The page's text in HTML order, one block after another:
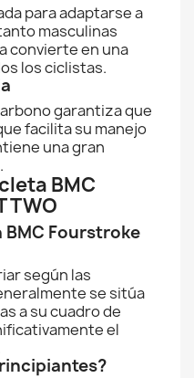
para adaptarse a
masculinas
convierte en una
los ciclistas.
garantiza que
facilita su manejo
una gran
BMC
TWO
BMC Fourstroke
según las
se sitúa
a su cuadro de
el